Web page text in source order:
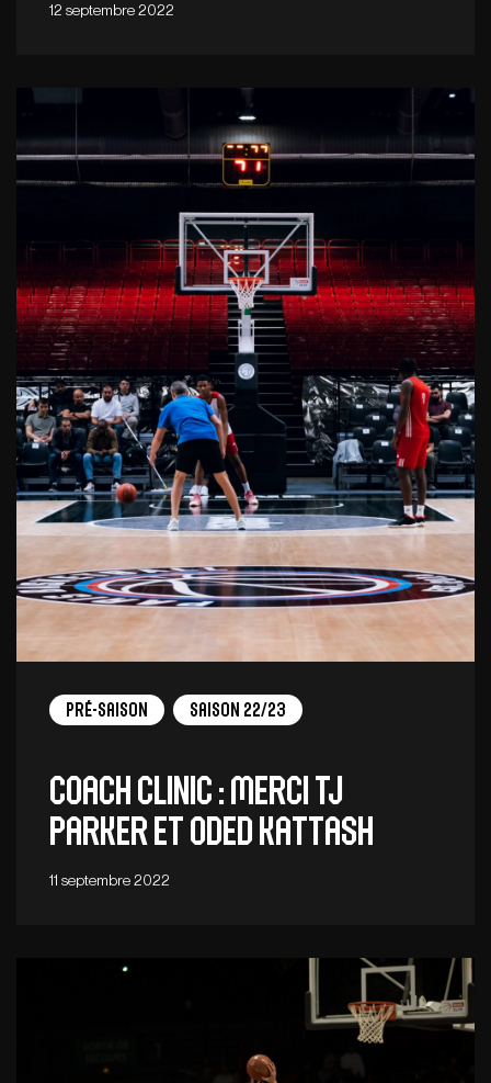
12 septembre 2022
Pré-saison Saison 22/23
Coach clinic : merci TJ
Parker et Oded Kattash
11 septembre 2022